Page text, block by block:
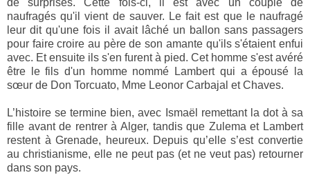
de surprises. Cette fois-ci, il est avec un couple de
naufragés qu'il vient de sauver. Le fait est que le naufragé
leur dit qu'une fois il avait lâché un ballon sans passagers
pour faire croire au père de son amante qu'ils s'étaient enfui
avec. Et ensuite ils s'en furent à pied. Cet homme s'est avéré
être le fils d'un homme nommé Lambert qui a épousé la
sœur de Don Torcuato, Mme Leonor Carbajal et Chaves.
L’histoire se termine bien, avec Ismaël remettant la dot à sa
fille avant de rentrer à Alger, tandis que Zulema et Lambert
restent à Grenade, heureux. Depuis qu’elle s’est convertie
au christianisme, elle ne peut pas (et ne veut pas) retourner
dans son pays.